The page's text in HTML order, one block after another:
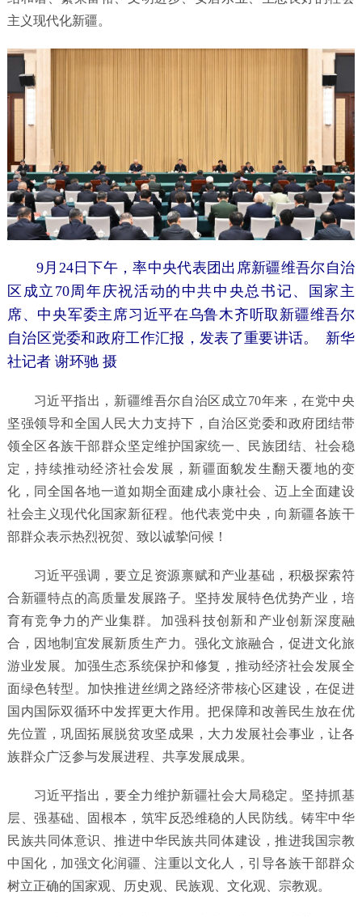
主义现代化新疆。
9月24日下午，率中央代表团出席新疆维吾尔自治
区成立70周年庆祝活动的中共中央总书记、国家主
席、中央军委主席习近平在乌鲁木齐听取新疆维吾尔
自治区党委和政府工作汇报，发表了重要讲话。
新华
社记者 谢环驰 摄
习近平指出，新疆维吾尔自治区成立70年来，在党中央
坚强领导和全国人民大力支持下，自治区党委和政府团结带
领全区各族干部群众坚定维护国家统一、民族团结、社会稳
定，持续推动经济社会发展，新疆面貌发生翻天覆地的变
化，同全国各地一道如期全面建成小康社会、迈上全面建设
社会主义现代化国家新征程。他代表党中央，向新疆各族干
部群众表示热烈祝贺、致以诚挚问候！
习近平强调，要立足资源禀赋和产业基础，积极探索符
合新疆特点的高质量发展路子。坚持发展特色优势产业，培
育有竞争力的产业集群。加强科技创新和产业创新深度融
合，因地制宜发展新质生产力。强化文旅融合，促进文化旅
游业发展。加强生态系统保护和修复，推动经济社会发展全
面绿色转型。加快推进丝绸之路经济带核心区建设，在促进
国内国际双循环中发挥更大作用。把保障和改善民生放在优
先位置，巩固拓展脱贫攻坚成果，大力发展社会事业，让各
族群众广泛参与发展进程、共享发展成果。
习近平指出，要全力维护新疆社会大局稳定。坚持抓基
层、强基础、固根本，筑牢反恐维稳的人民防线。铸牢中华
民族共同体意识、推进中华民族共同体建设，推进我国宗教
中国化，加强文化润疆、注重以文化人，引导各族干部群众
树立正确的国家观、历史观、民族观、文化观、宗教观。